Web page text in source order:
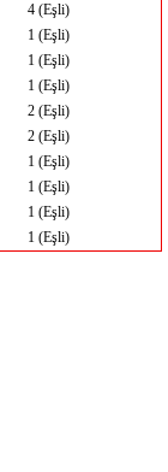
4 (Eşli)
1 (Eşli)
1 (Eşli)
1 (Eşli)
2 (Eşli)
2 (Eşli)
1 (Eşli)
1 (Eşli)
1 (Eşli)
1 (Eşli)